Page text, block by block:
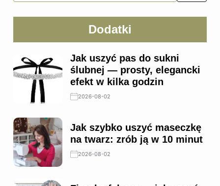
Dodatki
Jak uszyć pas do sukni
ślubnej — prosty, elegancki
efekt w kilka godzin
2026-08-02
Jak szybko uszyć maseczkę
na twarz: zrób ją w 10 minut
2026-08-02